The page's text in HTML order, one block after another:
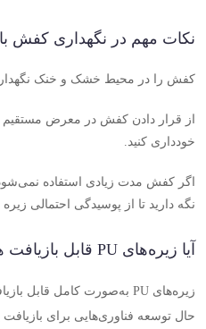
نکات مهم در نگهداری کفش
کفش را در محیط خشک و خنک
از قرار دادن کفش در معرض
خودداری کنید.
اگر کفش مدت زیادی استفاده
نگه دارید تا از پوسیدگی احتمالی
آیا زیره‌های PU قابل بازیافت
زیره‌های PU به‌صورت کامل قابل
حال توسعه فناوری‌هایی برای